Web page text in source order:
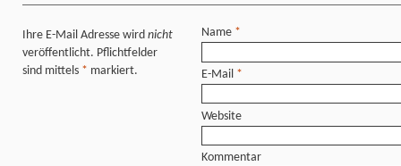
Ihre E-Mail Adresse wird nicht
veröffentlicht. Pflichtfelder
sind mittels * markiert.
Name *
E-Mail *
Website
Kommentar